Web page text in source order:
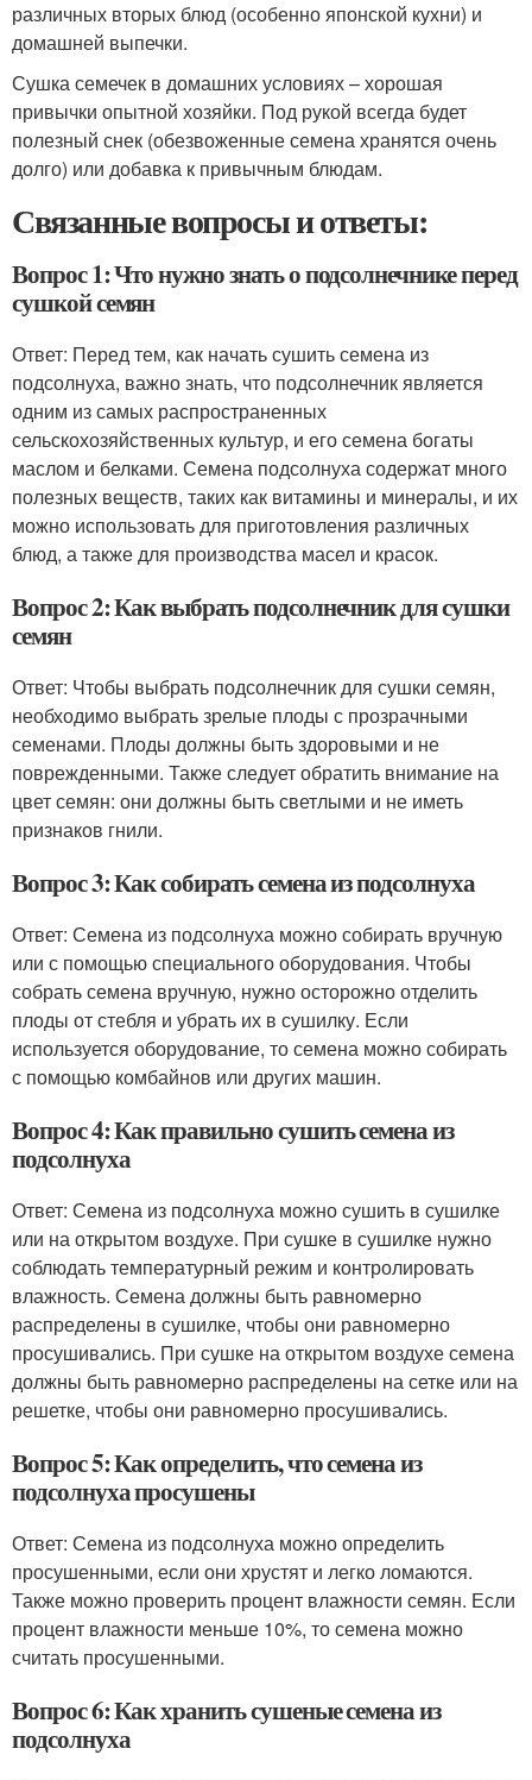
различных вторых блюд (особенно японской кухни) и
домашней выпечки.
Сушка семечек в домашних условиях – хорошая
привычки опытной хозяйки. Под рукой всегда будет
полезный снек (обезвоженные семена хранятся очень
долго) или добавка к привычным блюдам.
Связанные вопросы и ответы:
Вопрос 1: Что нужно знать о подсолнечнике перед
сушкой семян
Ответ: Перед тем, как начать сушить семена из
подсолнуха, важно знать, что подсолнечник является
одним из самых распространенных
сельскохозяйственных культур, и его семена богаты
маслом и белками. Семена подсолнуха содержат много
полезных веществ, таких как витамины и минералы, и их
можно использовать для приготовления различных
блюд, а также для производства масел и красок.
Вопрос 2: Как выбрать подсолнечник для сушки
семян
Ответ: Чтобы выбрать подсолнечник для сушки семян,
необходимо выбрать зрелые плоды с прозрачными
семенами. Плоды должны быть здоровыми и не
поврежденными. Также следует обратить внимание на
цвет семян: они должны быть светлыми и не иметь
признаков гнили.
Вопрос 3: Как собирать семена из подсолнуха
Ответ: Семена из подсолнуха можно собирать вручную
или с помощью специального оборудования. Чтобы
собрать семена вручную, нужно осторожно отделить
плоды от стебля и убрать их в сушилку. Если
используется оборудование, то семена можно собирать
с помощью комбайнов или других машин.
Вопрос 4: Как правильно сушить семена из
подсолнуха
Ответ: Семена из подсолнуха можно сушить в сушилке
или на открытом воздухе. При сушке в сушилке нужно
соблюдать температурный режим и контролировать
влажность. Семена должны быть равномерно
распределены в сушилке, чтобы они равномерно
просушивались. При сушке на открытом воздухе семена
должны быть равномерно распределены на сетке или на
решетке, чтобы они равномерно просушивались.
Вопрос 5: Как определить, что семена из
подсолнуха просушены
Ответ: Семена из подсолнуха можно определить
просушенными, если они хрустят и легко ломаются.
Также можно проверить процент влажности семян. Если
процент влажности меньше 10%, то семена можно
считать просушенными.
Вопрос 6: Как хранить сушеные семена из
подсолнуха